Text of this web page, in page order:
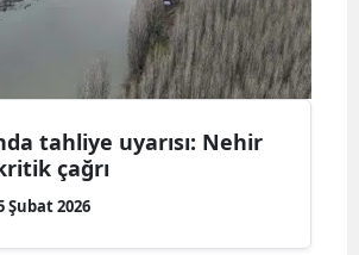
tahliye uyarısı: Nehir
çağrı
Şubat 2026